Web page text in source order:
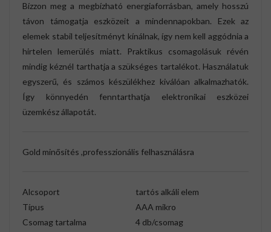
Bízzon meg a megbízható energiaforrásban, amely hosszú
távon támogatja eszközeit a mindennapokban. Ezek az
elemek stabil teljesítményt kínálnak, így nem kell aggódnia a
hirtelen lemerülés miatt. Praktikus csomagolásuk révén
mindig kéznél tarthatja a szükséges tartalékot. Használatuk
egyszerű, és számos készülékhez kiválóan alkalmazhatók.
Így könnyedén fenntarthatja elektronikai eszközei
üzemkész állapotát.
Gold minősítés ,professzionális felhasználásra
Alcsoport
tartós alkáli elem
Típus
AAA mikro
Csomag tartalma
4 db/csomag